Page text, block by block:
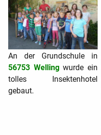
An der Grundschule in
56753 Wellingwurde ein
tolles Insektenhotel
gebaut.